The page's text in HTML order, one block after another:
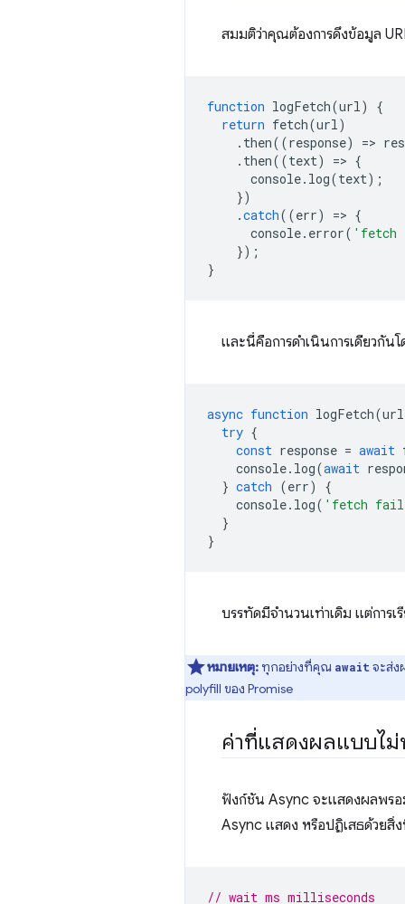
สมมติว่าคุณต้องการดึงข้อมูล
function logFetch(url)
{
return fetch(url)
. then((response) =>
. then((text) => {
console. log(text);
})
.catch((err) => {
console. error( 'fetch
});
}
และนี่คือการดำเนินการเดียวกั
async function logFetch(url
try {
const response = await
console. log(await
} catch (err)
{
console. log( 'fetch
}
}
บรรทัดมีจำนวนเท่าเดิม แต่การ
หมายเหตุ: ทุกอย่างที่คุณ await จะส่ง
polyfill ของ Promise
ค่าที่แสดงผลแบบไ
ฟังก์ชัน Async จะแสดงผลพร
Async แสดง หรือปฏิเสธด้วย
// wait ms milliseconds